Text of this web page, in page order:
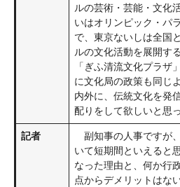
ルの芸術・芸能・文化
いはオリンピック・パ
で、東京ないしは全国
ルの文化活動を展開す
「ぎふ清流文化プラザ
に文化局の政策も同じ
内外に、伝統文化を発
配りをして欲しいと思
記者
副知事の人事ですが
いて短期間といえると
なった理由と、何か行
点からデメリットはな